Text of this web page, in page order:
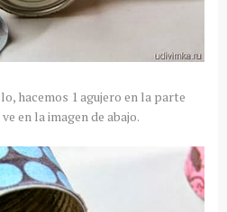
hacemos 1 agujero en la parte
en la imagen de abajo.